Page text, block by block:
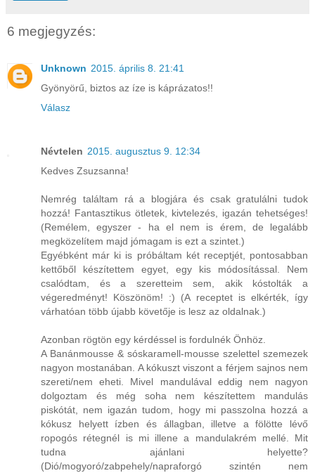
6 megjegyzés:
Unknown 2015. április 8. 21:41
Gyönyörű, biztos az íze is káprázatos!!
Válasz
Névtelen 2015. augusztus 9. 12:34
Kedves Zsuzsanna!
Nemrég találtam rá a blogjára és csak gratulálni tudok
hozzá! Fantasztikus ötletek, kivtelezés, igazán tehetséges!
(Remélem, egyszer - ha el nem is érem, de legalább
megközelítem majd jómagam is ezt a szintet.)
Egyébként már ki is próbáltam két receptjét, pontosabban
kettőből készítettem egyet, egy kis módosítással. Nem
csalódtam, és a szeretteim sem, akik kóstolták a
végeredményt! Köszönöm! :) (A receptet is elkérték, így
várhatóan több újabb követője is lesz az oldalnak.)
Azonban rögtön egy kérdéssel is fordulnék Önhöz.
A Banánmousse & sóskaramell-mousse szelettel szemezek
nagyon mostanában. A kókuszt viszont a férjem sajnos nem
szereti/nem eheti. Mivel mandulával eddig nem nagyon
dolgoztam és még soha nem készítettem mandulás
piskótát, nem igazán tudom, hogy mi passzolna hozzá a
kókusz helyett ízben és állagban, illetve a fölötte lévő
ropogós rétegnél is mi illene a mandulakrém mellé. Mit
tudna ajánlani helyette?
(Dió/mogyoró/zabpehely/napraforgó szintén nem